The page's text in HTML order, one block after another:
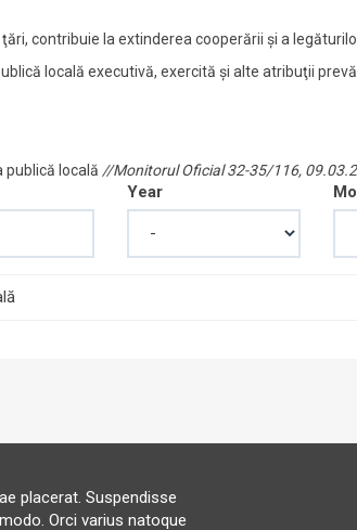
contribuie la extinderea cooperării şi a
locală executivă, exercită şi alte atribuţii
locală //Monitorul Oficial 32-35/116,
Year
placerat. Suspendisse
Orci varius natoque